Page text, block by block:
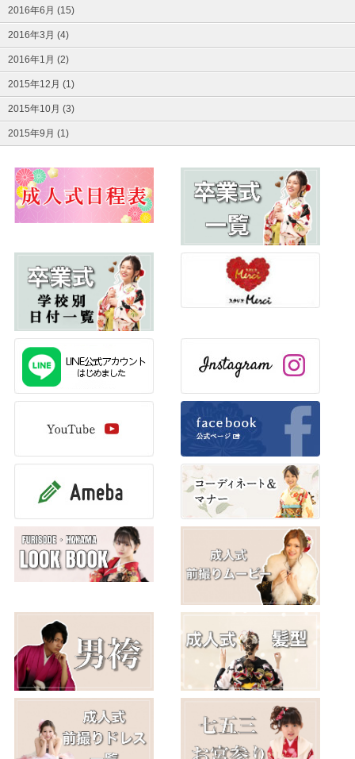
2016年6月 (15)
2016年3月 (4)
2016年1月 (2)
2015年12月 (1)
2015年10月 (3)
2015年9月 (1)